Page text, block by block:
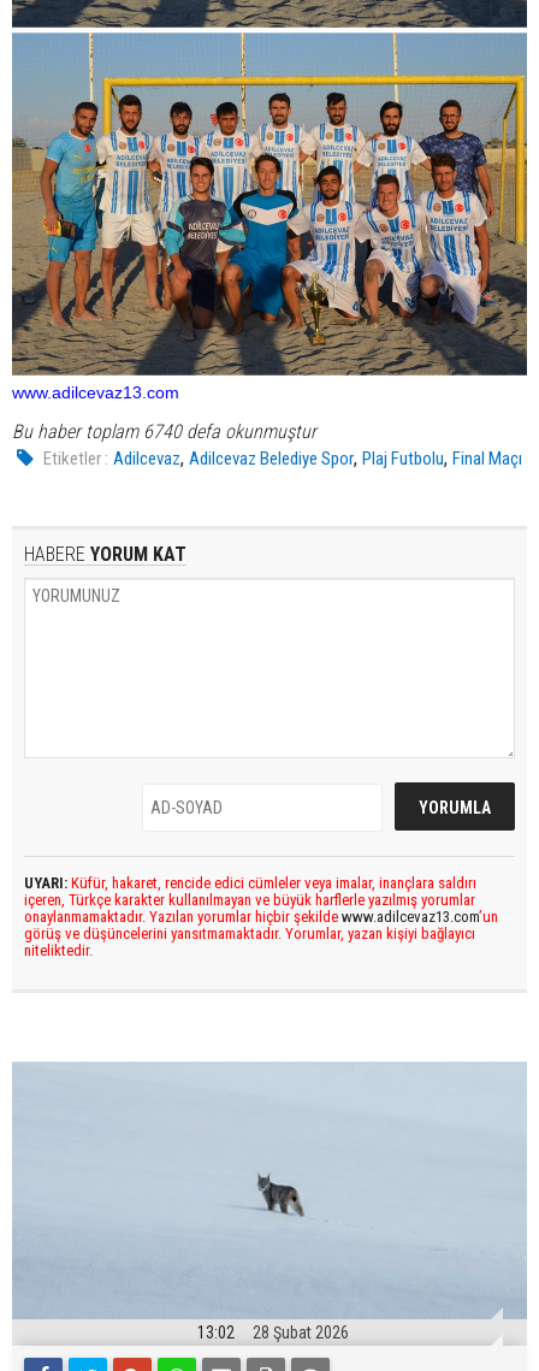
www.adilcevaz13.com
Bu haber toplam 6740 defa okunmuştur
Etiketler : Adilcevaz,Adilcevaz Belediye Spor,Plaj Futbolu,Final Maçı
HABERE YORUM KAT
UYARI: Küfür, hakaret, rencide edici cümleler veya imalar, inançlara saldırı
içeren, Türkçe karakter kullanılmayan ve büyük harflerle yazılmış yorumlar
onaylanmamaktadır. Yazılan yorumlar hiçbir şekilde www.adilcevaz13.com’un
görüş ve düşüncelerini yansıtmamaktadır. Yorumlar, yazan kişiyi bağlayıcı
niteliktedir.
13:02 28 Şubat 2026